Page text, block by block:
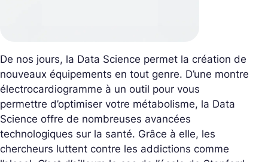
De nos jours, la Data Science permet la création de
nouveaux équipements en tout genre. D’une montre
électrocardiogramme à un outil pour vous
permettre d’optimiser votre métabolisme, la Data
Science offre de nombreuses avancées
technologiques sur la santé. Grâce à elle, les
chercheurs luttent contre les addictions comme